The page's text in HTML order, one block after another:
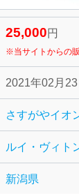
25,000 円
※当サイトからの
2021年02月23
さすがやイオ
ルイ・ヴィト
新潟県